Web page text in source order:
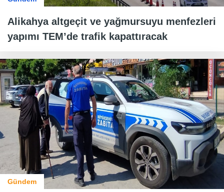
Alikahya altgeçit ve yağmursuyu menfezleri
yapımı TEM’de trafik kapattıracak
Gündem